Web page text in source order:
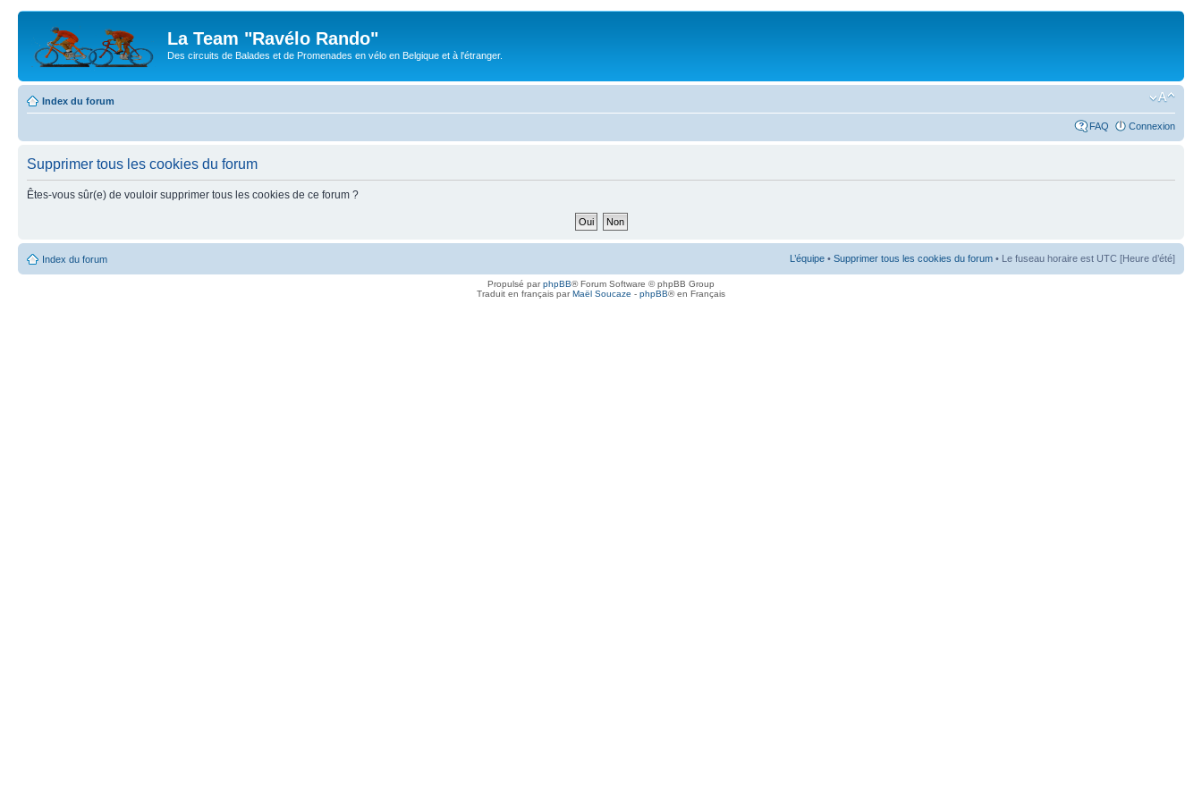
La Team "Ravélo Rando"
Des circuits de Balades et de Promenades en vélo en Belgique et à l'étranger.
Index du forum
FAQ Connexion
Supprimer tous les cookies du forum
Êtes-vous sûr(e) de vouloir supprimer tous les cookies de ce forum ?
Index du forum L’équipe • Supprimer tous les cookies du forum • Le fuseau horaire est UTC [Heure d’été]
Propulsé parphpBB® Forum Software © phpBB Group
Traduit en français parMaël Soucaze - phpBB® en Français